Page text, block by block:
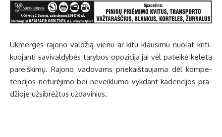
Uk­mer­gės ra­jo­no val­džią vie­nu ar ki­tu klau­si­mu nuo­lat kri­ti­
kuo­jan­ti sa­vi­val­dy­bės ta­ry­bos opo­zi­ci­ja jai vėl pa­tei­kė ke­le­tą
pa­reiš­ki­mų. Ra­jo­no va­do­vams prie­kaiš­tau­ja­ma dėl kom­pe­
ten­ci­jos ne­tu­rė­ji­mo bei ne­veik­lu­mo vyk­dant ka­den­ci­jos pra­
džio­je už­si­brėž­tus už­da­vi­nius.